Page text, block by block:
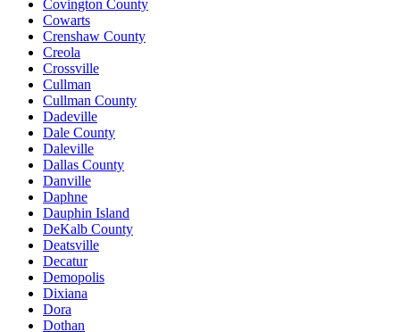
Covington County
Cowarts
Crenshaw County
Creola
Crossville
Cullman
Cullman County
Dadeville
Dale County
Daleville
Dallas County
Danville
Daphne
Dauphin Island
DeKalb County
Deatsville
Decatur
Demopolis
Dixiana
Dora
Dothan